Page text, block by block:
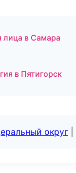
лица в Самара
в Пятигорск
округ